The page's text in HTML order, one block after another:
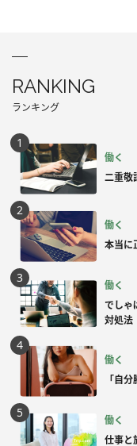
RANKING
ランキング
働く
二重敬
働く
本当に
働く
でしゃ
対処法
働く
「自
働く
仕事と